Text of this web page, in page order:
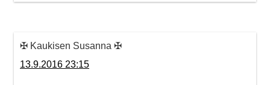
✠ Kaukisen Susanna ✠
13.9.2016 23:15